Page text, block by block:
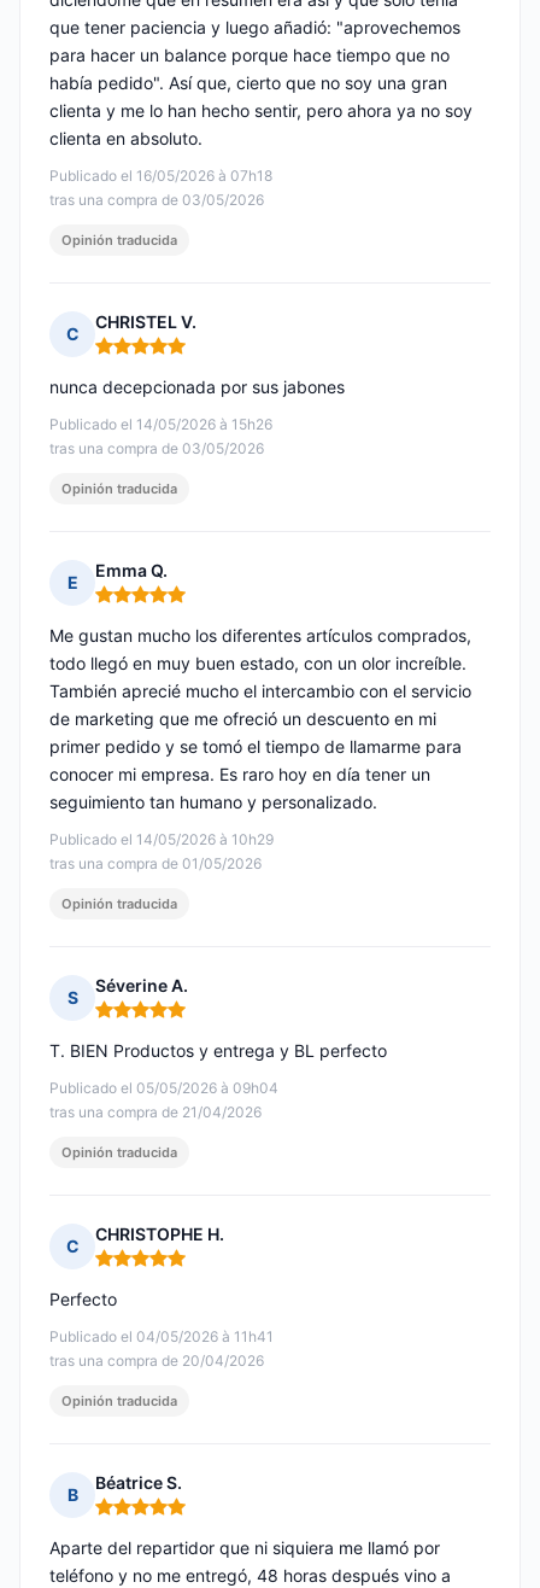
Publicado el 16/05/2026 à 07h18
tras una compra de 03/05/2026
que tener paciencia y luego añadió: "aprovechemos
para hacer un balance porque hace tiempo que no
había pedido". Así que, cierto que no soy una gran
clienta y me lo han hecho sentir, pero ahora ya no soy
clienta en absoluto.
Opinión traducida
C
CHRISTEL V.
Nota: 5 de 5
Publicado el 14/05/2026 à 15h26
tras una compra de 03/05/2026
nunca decepcionada por sus jabones
Opinión traducida
E
Emma Q.
Nota: 5 de 5
Publicado el 14/05/2026 à 10h29
tras una compra de 01/05/2026
Me gustan mucho los diferentes artículos comprados,
todo llegó en muy buen estado, con un olor increíble.
También aprecié mucho el intercambio con el servicio
de marketing que me ofreció un descuento en mi
primer pedido y se tomó el tiempo de llamarme para
conocer mi empresa. Es raro hoy en día tener un
seguimiento tan humano y personalizado.
Opinión traducida
S
Séverine A.
Nota: 5 de 5
Publicado el 05/05/2026 à 09h04
tras una compra de 21/04/2026
T. BIEN Productos y entrega y BL perfecto
Opinión traducida
C
CHRISTOPHE H.
Nota: 5 de 5
Publicado el 04/05/2026 à 11h41
tras una compra de 20/04/2026
Perfecto
Opinión traducida
B
Béatrice S.
Nota: 5 de 5
Aparte del repartidor que ni siquiera me llamó por
teléfono y no me entregó, 48 horas después vino a